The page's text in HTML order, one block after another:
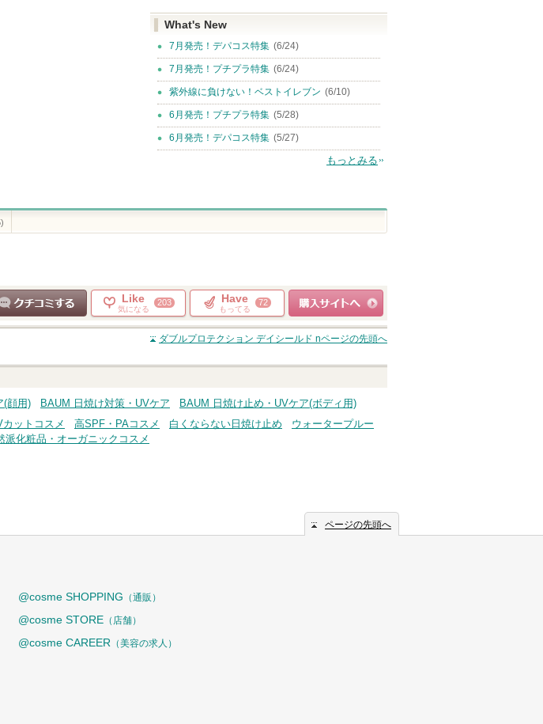
What's New
7月発売！デパコス特集 (6/24)
7月発売！プチプラ特集 (6/24)
紫外線に負けない！ベストイレブン (6/10)
6月発売！プチプラ特集 (5/28)
6月発売！デパコス特集 (5/27)
もっとみる
クチコミする
Like
気になる
203 Have
もってる
72
ショッピングサイト
へ
ダブルプロテクション デイシールド nページの先頭へ
(顔用) BAUM 日焼け対策・UVケア
BAUM 日焼け止め・UVケア(ボディ用)
カットコスメ 高SPF・PAコスメ 白くならない日焼け止め
ウォータープルー
派化粧品・オーガニックコスメ
ページの先頭へ
@cosme SHOPPING （通販）
@cosme STORE （店舗）
@cosme CAREER （美容の求人）